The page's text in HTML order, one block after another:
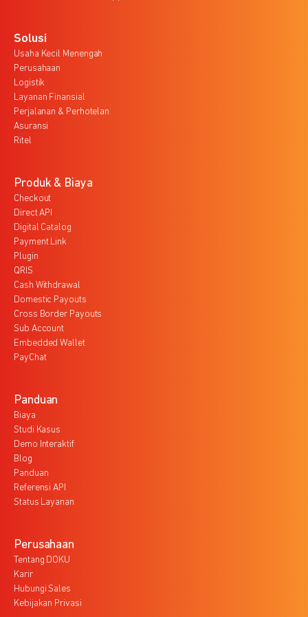
Solusi
Usaha Kecil Menengah
Perusahaan
Logistik
Layanan Finansial
Perjalanan & Perhotelan
Asuransi
Ritel
Produk & Biaya
Checkout
Direct API
Digital Catalog
Payment Link
Plugin
QRIS
Cash Withdrawal
Domestic Payouts
Cross Border Payouts
Sub Account
Embedded Wallet
PayChat
Panduan
Biaya
Studi Kasus
Demo Interaktif
Blog
Panduan
Referensi API
Status Layanan
Perusahaan
Tentang DOKU
Karir
Hubungi Sales
Kebijakan Privasi